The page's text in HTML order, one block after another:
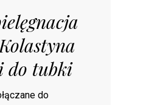
do tubki
do